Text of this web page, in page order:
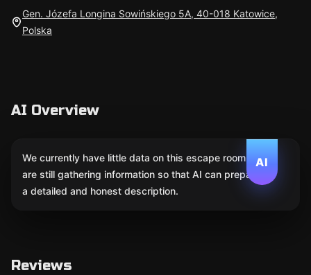
Gen. Józefa Longina Sowińskiego 5A, 40-018 Katowice,
Polska
AI Overview
AI
We currently have little data on this escape room. We
are still gathering information so that AI can prepare
a detailed and honest description.
Reviews